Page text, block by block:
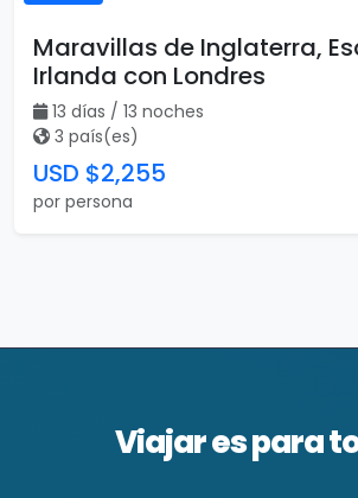
Maravillas de Inglaterra,
Irlanda con Londres
13 días / 13 noches
3 país(es)
USD $2,255
por persona
Viajar es para